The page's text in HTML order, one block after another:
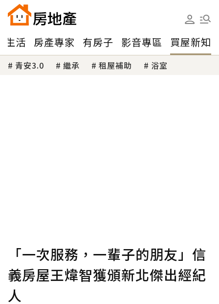
生活 房產專家 有房子 影音專區 買屋新知
青安3.0 繼承 租屋補助 浴室
「一次服務，一輩子的朋友」信
義房屋王煒智獲頒新北傑出經紀
人